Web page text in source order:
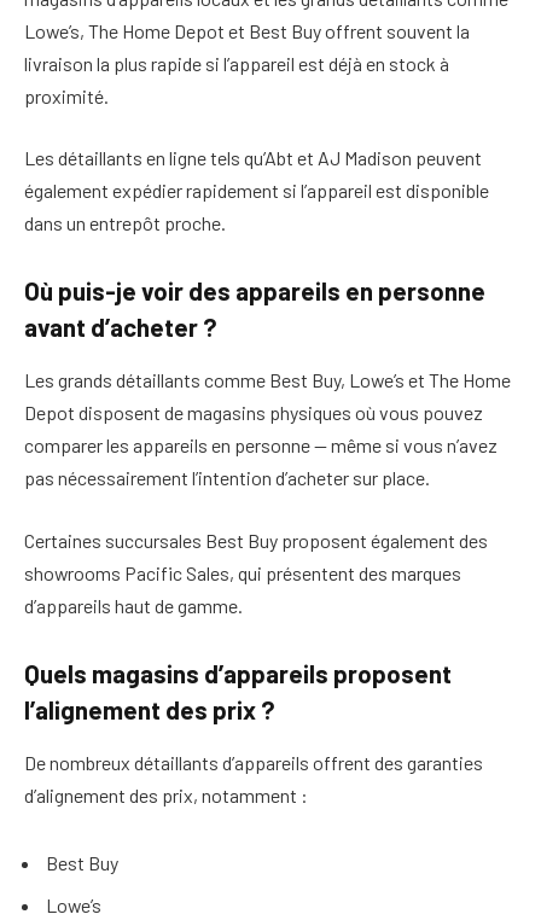
Lowe’s, The Home Depot et Best Buy offrent souvent la
livraison la plus rapide si l’appareil est déjà en stock à
proximité.
Les détaillants en ligne tels qu’Abt et AJ Madison peuvent
également expédier rapidement si l’appareil est disponible
dans un entrepôt proche.
Où puis-je voir des appareils en personne
avant d’acheter ?
Les grands détaillants comme Best Buy, Lowe’s et The Home
Depot disposent de magasins physiques où vous pouvez
comparer les appareils en personne — même si vous n’avez
pas nécessairement l’intention d’acheter sur place.
Certaines succursales Best Buy proposent également des
showrooms Pacific Sales, qui présentent des marques
d’appareils haut de gamme.
Quels magasins d’appareils proposent
l’alignement des prix ?
De nombreux détaillants d’appareils offrent des garanties
d’alignement des prix, notamment :
Best Buy
Lowe’s